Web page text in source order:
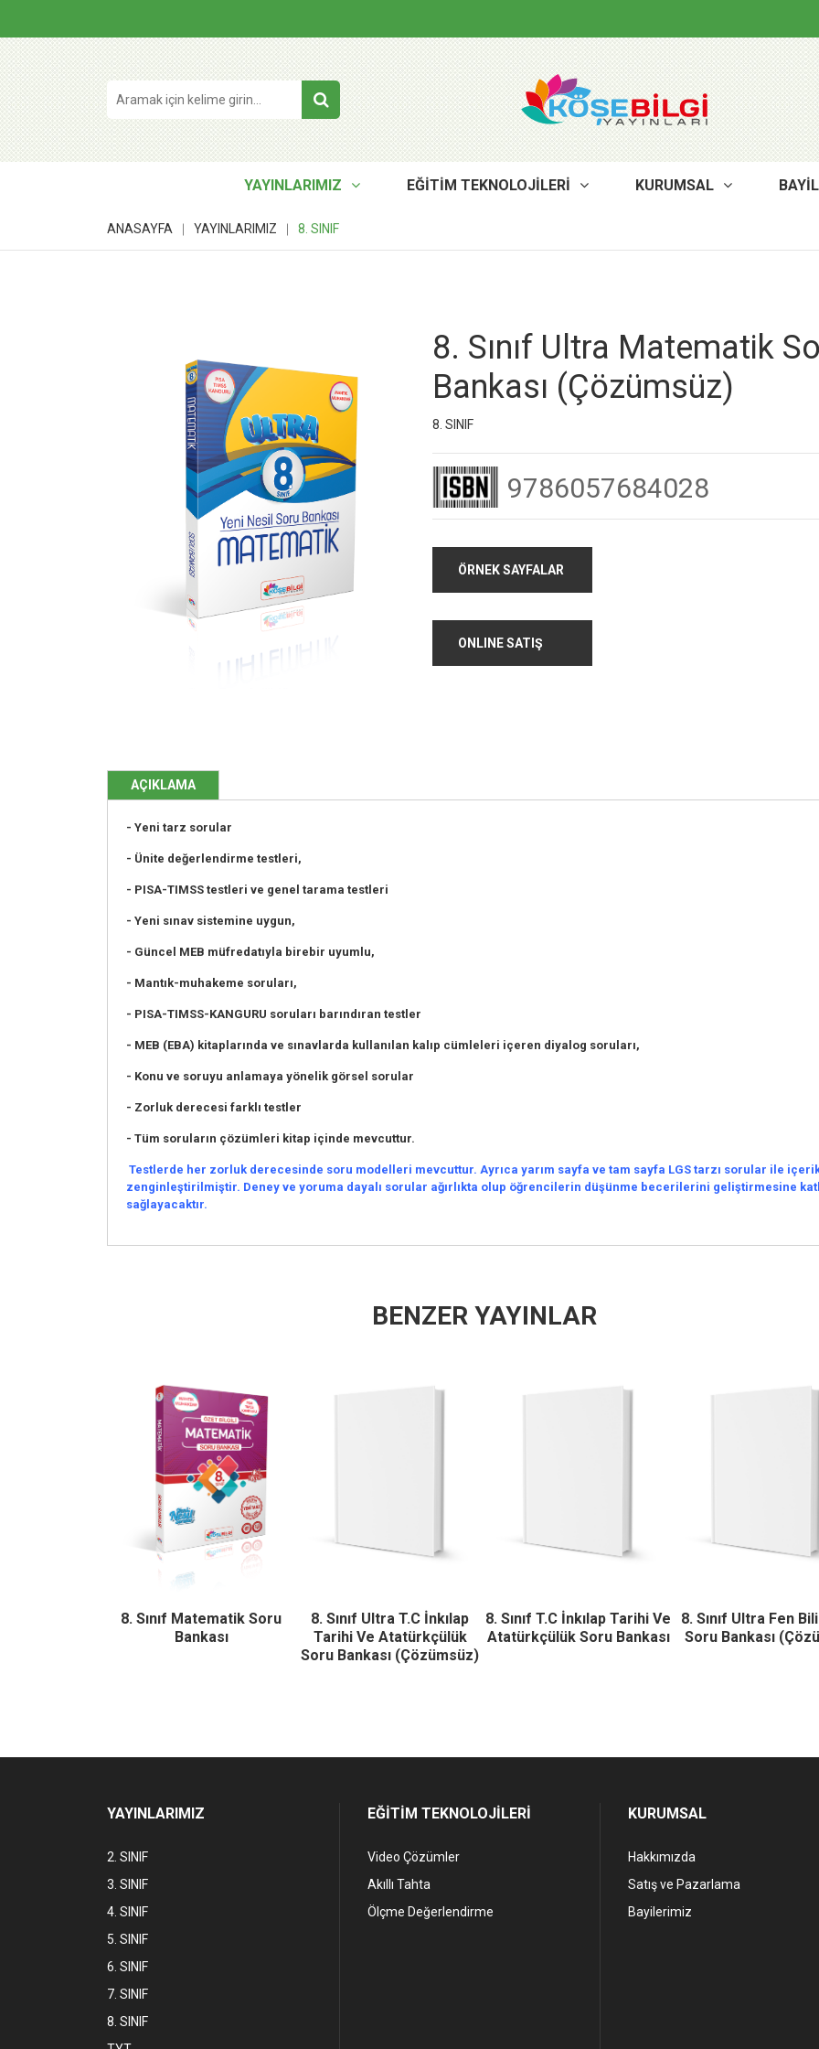
YAYINLARIMIZ EĞİTİM TEKNOLOJİLERİ KURUMSAL
ANASAYFA YAYINLARIMIZ 8. SINIF
8. Sınıf Ultra Matematik
Bankası (Çözümsüz)
8. SINIF
9786057684028
ÖRNEK SAYFALAR
ONLINE SATIŞ
AÇIKLAMA
- Yeni tarz sorular
- Ünite değerlendirme testleri,
- PISA-TIMSS testleri ve genel tarama testleri
- Yeni sınav sistemine uygun,
- Güncel MEB müfredatıyla birebir uyumlu,
- Mantık-muhakeme soruları,
- PISA-TIMSS-KANGURU soruları barındıran testler
- MEB (EBA) kitaplarında ve sınavlarda kullanılan kalıp cümleleri içeren diyalog soruları,
- Konu ve soruyu anlamaya yönelik görsel sorular
- Zorluk derecesi farklı testler
- Tüm soruların çözümleri kitap içinde mevcuttur.
Testlerde her zorluk derecesinde soru modelleri mevcuttur. Ayrıca yarım sayfa ve tam sayfa LGS tarzı sorular ile
zenginleştirilmiştir. Deney ve yoruma dayalı sorular ağırlıkta olup öğrencilerin düşünme becerilerini geliştirmesine
sağlayacaktır.
BENZER YAYINLAR
8. Sınıf Matematik Soru
Bankası
8. Sınıf Ultra T.C İnkılap
Tarihi Ve Atatürkçülük
Soru Bankası (Çözümsüz)
8. Sınıf T.C İnkılap Tarihi Ve
Atatürkçülük Soru Bankası
8. Sınıf Ultra Fen
Soru Bankası
TYT Kimya Soru Bankası
TYT Tarih Soru Bankası
TYT
Bankası 2.
YAYINLARIMIZ
2. SINIF
3. SINIF
4. SINIF
5. SINIF
6. SINIF
7. SINIF
8. SINIF
EĞİTİM TEKNOLOJİLERİ
Video Çözümler
Akıllı Tahta
Ölçme Değerlendirme
KURUMSAL
Hakkımızda
Satış ve Pazarlama
Bayilerimiz